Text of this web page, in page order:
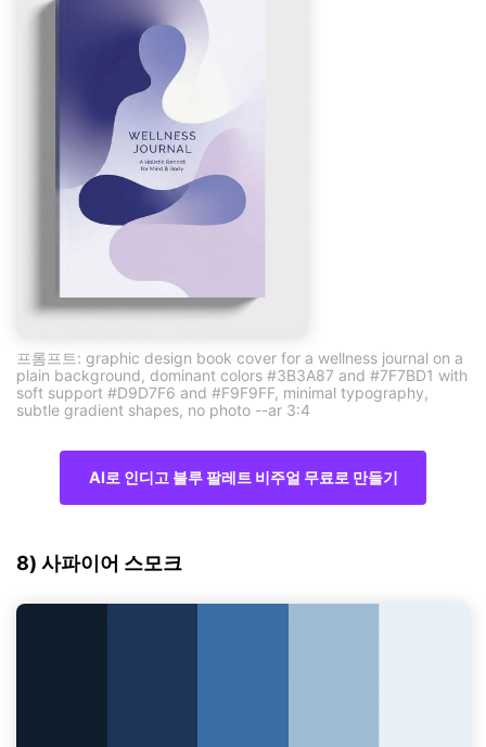
프롬프트: graphic design book cover for a wellness journal on a
plain background, dominant colors #3B3A87 and #7F7BD1 with
soft support #D9D7F6 and #F9F9FF, minimal typography,
subtle gradient shapes, no photo --ar 3:4
AI로 인디고 블루 팔레트 비주얼 무료로 만들기
8) 사파이어 스모크